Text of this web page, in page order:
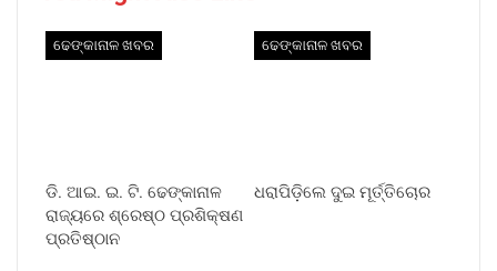
ଢେଙ୍କାନାଳ ଖବର
ଡି. ଆଇ. ଇ. ଟି. ଢେଙ୍କାନାଳ
ରାଜ୍ୟରେ ଶ୍ରେଷ୍ଠ ପ୍ରଶିକ୍ଷଣ
ପ୍ରତିଷ୍ଠାନ
ଢେଙ୍କାନାଳ ଖବର
ଧରାପିଡ଼ିଲେ ଦୁଇ ମୂର୍ତ୍ତିଚୋର